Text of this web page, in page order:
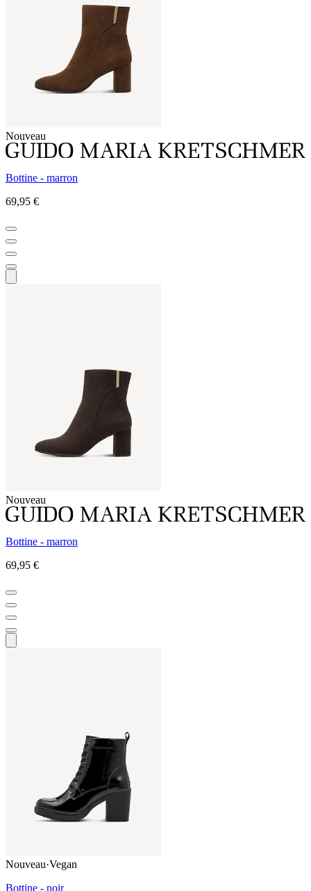
Nouveau
Bottine - marron
69,95 €
Nouveau
Bottine - marron
69,95 €
Nouveau·Vegan
Bottine - noir